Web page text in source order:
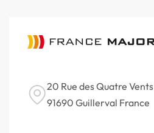
20 Rue des Quatre Vents
91690 Guillerval France